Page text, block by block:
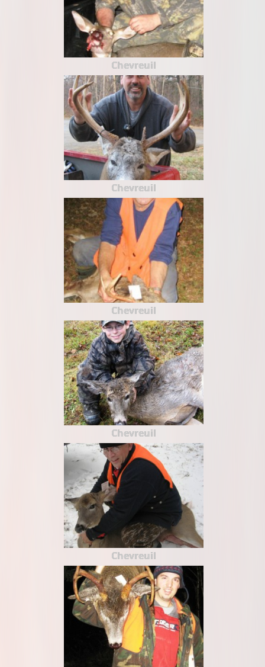
Chevreuil
Chevreuil
Chevreuil
Chevreuil
Chevreuil